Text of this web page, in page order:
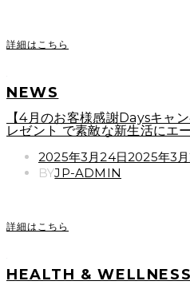
詳細はこちら
NEWS
【4月のお客様感謝Daysキャ
レゼント で素敵な新生活にエー
POSTED
ON
2025年3月24日2025年3
BYJP-ADMIN
詳細はこちら
HEALTH & WELLNESS